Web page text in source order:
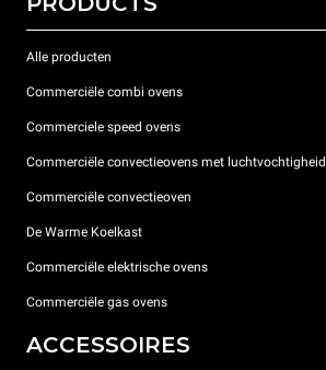
Alle producten
Commerciële combi ovens
Commerciele speed ovens
Commerciële convectieovens met luchtvochtigheid
Commerciële convectieoven
De Warme Koelkast
Commerciële elektrische ovens
Commerciële gas ovens
ACCESSOIRES